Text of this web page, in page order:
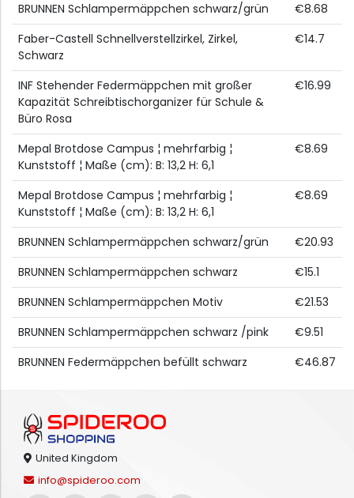
BRUNNEN Schlampermäppchen schwarz/grün
€8.68
Faber-Castell Schnellverstellzirkel, Zirkel,
Schwarz
€14.7
INF Stehender Federmäppchen mit großer
Kapazität Schreibtischorganizer für Schule &
Büro Rosa
€16.99
Mepal Brotdose Campus ¦ mehrfarbig ¦
Kunststoff ¦ Maße (cm): B: 13,2 H: 6,1
€8.69
Mepal Brotdose Campus ¦ mehrfarbig ¦
Kunststoff ¦ Maße (cm): B: 13,2 H: 6,1
€8.69
BRUNNEN Schlampermäppchen schwarz/grün
€20.93
BRUNNEN Schlampermäppchen schwarz
€15.1
BRUNNEN Schlampermäppchen Motiv
€21.53
BRUNNEN Schlampermäppchen schwarz /pink
€9.51
BRUNNEN Federmäppchen befüllt schwarz
€46.87
United Kingdom
info@spideroo.com